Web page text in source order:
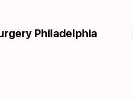
Philadelphia